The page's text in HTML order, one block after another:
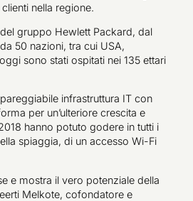
nella regione.
gruppo Hewlett Packard, dal
50 nazioni, tra cui USA,
sono stati ospitati nei 135 ettari
infrastruttura IT con
per un’ulteriore crescita e
hanno potuto godere in tutti i
spiaggia, di un accesso Wi-Fi
e mostra il vero potenziale della
Melkote, cofondatore e